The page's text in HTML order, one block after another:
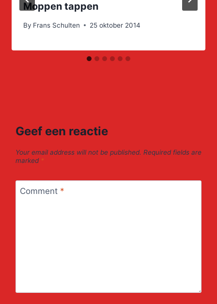
Moppen tappen
By Frans Schulten 25 oktober 2014
Geef een reactie
Your email address will not be published. Required fields are
marked *
Comment *